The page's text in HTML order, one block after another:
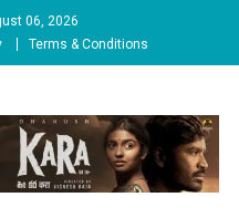
06, 2026
Terms & Conditions